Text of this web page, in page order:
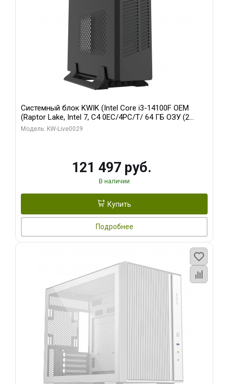
Системный блок KWIK (Intel Core i3-14100F OEM
(Raptor Lake, Intel 7, C4 0EC/4PC/T/ 64 ГБ ОЗУ (2
модуля)/ MSI RTX5060Ti SHADOW 2X OC PLUS 8GB
Модель: KW-Live0029
121 497 руб.
В наличии
Купить
Подробнее